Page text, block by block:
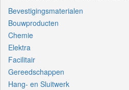
Bevestigingsmaterialen
Bouwproducten
Chemie
Elektra
Facilitair
Gereedschappen
Hang- en Sluitwerk